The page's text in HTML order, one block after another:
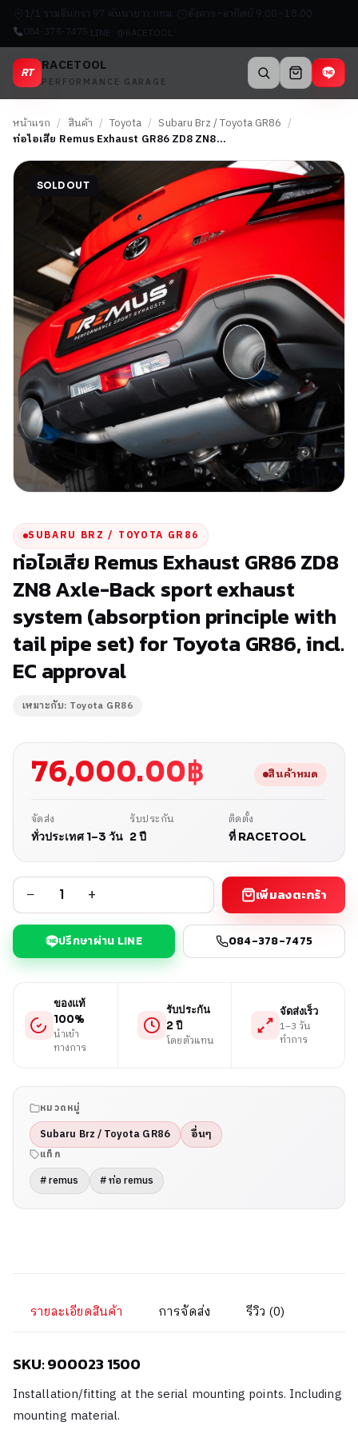
1/1 รามอินทรา 97 คันนายาว กทม. อังคาร–อาทิตย์ 9.00–18.00
084-378-7475 LINE: @RACETOOL
RT RACETOOL
PERFORMANCE GARAGE
หน้าแรก / สินค้า / Toyota / Subaru Brz / Toyota GR86 /
ท่อไอเสีย Remus Exhaust GR86 ZD8 ZN8…
SOLD OUT
SUBARU BRZ / TOYOTA GR86
ท่อไอเสีย Remus Exhaust GR86 ZD8
ZN8 Axle-Back sport exhaust
system (absorption principle with
tail pipe set) for Toyota GR86, incl.
EC approval
เหมาะกับ: Toyota GR86
76,000.00฿ สินค้าหมด
จัดส่ง
ทั่วประเทศ 1–3 วัน
รับประกัน
2 ปี
ติดตั้ง
ที่ RACETOOL
− + เพิ่มลงตะกร้า
ปรึกษาผ่าน LINE 084-378-7475
ของแท้
100%
นำเข้า
ทางการ
รับประกัน
2 ปี
โดยตัวแทน
จัดส่งเร็ว
1–3 วัน
ทำการ
หมวดหมู่
Subaru Brz / Toyota GR86 อื่นๆ
แท็ก
# remus # ท่อ remus
รายละเอียดสินค้า การจัดส่ง รีวิว (0)
SKU: 900023 1500
Installation/fitting at the serial mounting points. Including
mounting material.